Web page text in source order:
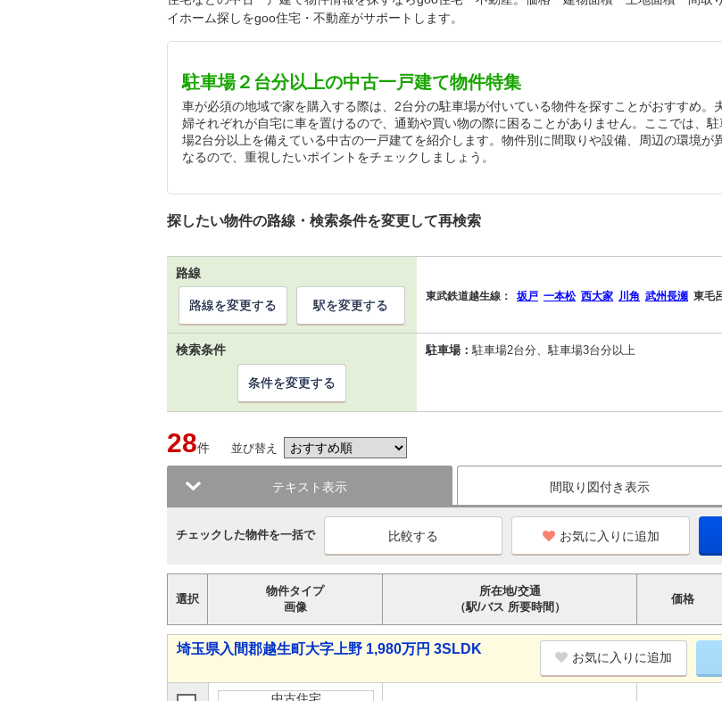
イホーム探しをgoo住宅・不動産がサポートします。
駐車場２台分以上の中古一戸建て物件特集
車が必須の地域で家を購入する際は、2台分の駐車場が付いている物件を探すことがおすすめ。
婦それぞれが自宅に車を置けるので、通勤や買い物の際に困ることがありません。ここでは、駐
場2台分以上を備えている中古の一戸建てを紹介します。物件別に間取りや設備、周辺の環境が
なるので、重視したいポイントをチェックしましょう。
探したい物件の路線・検索条件を変更して再検索
路線
東武鉄道越生線： 坂戸 一本松 西大家 川角 武州長瀬 東毛
路線を変更する 駅を変更する
検索条件 駐車場：駐車場2台分、駐車場3台分以上
条件を変更する
28件 並び替え
テキスト表示 間取り図付き表示
チェックした物件を一括で お気に入りに追加
選択
物件タイプ
画像
所在地/交通
（駅/バス 所要時間）
価格
埼玉県入間郡越生町大字上野 1,980万円 3SLDK
お気に入りに追加